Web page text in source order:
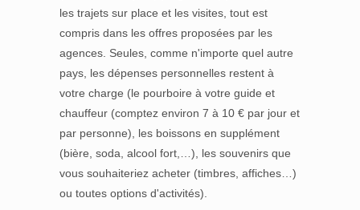
les trajets sur place et les visites, tout est
compris dans les offres proposées par les
agences. Seules, comme n'importe quel autre
pays, les dépenses personnelles restent à
votre charge (le pourboire à votre guide et
chauffeur (comptez environ 7 à 10 € par jour et
par personne), les boissons en supplément
(bière, soda, alcool fort,…), les souvenirs que
vous souhaiteriez acheter (timbres, affiches…)
ou toutes options d'activités).